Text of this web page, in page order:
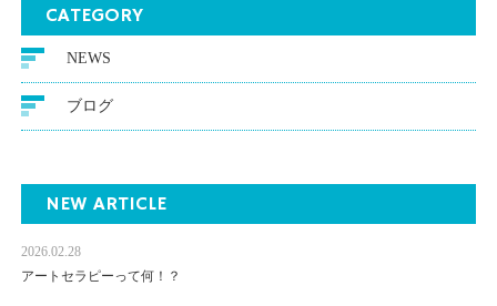
CATEGORY
NEWS
ブログ
NEW ARTICLE
2026.02.28
アートセラピーって何！？